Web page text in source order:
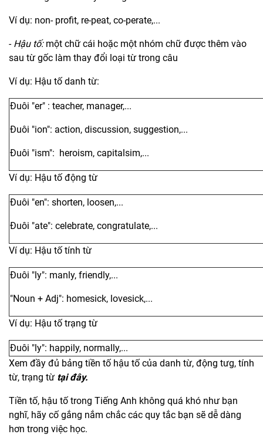
Ví dụ: non- profit, re-peat, co-perate,...
- Hậu tố: một chữ cái hoặc một nhóm chữ được thêm vào
sau từ gốc làm thay đổi loại từ trong câu
Ví dụ: Hậu tố danh từ:
Đuôi "er" : teacher, manager,...
Đuôi "ion": action, discussion, suggestion,...
Đuôi "ism": heroism, capitalsim,...
Ví dụ: Hậu tố động từ
Đuôi "en": shorten, loosen,...
Đuôi "ate": celebrate, congratulate,...
Ví dụ: Hậu tố tính từ
Đuôi "ly": manly, friendly,...
"Noun + Adj": homesick, lovesick,...
Ví dụ: Hậu tố trạng từ
Đuôi "ly": happily, normally,...
Xem đầy đủ bảng tiền tố hậu tố của danh từ, động tưg, tính
từ, trạng từ tại đây.
Tiền tố, hậu tố trong Tiếng Anh không quá khó như bạn
nghĩ, hãy cố gắng nắm chắc các quy tắc bạn sẽ dễ dàng
hơn trong việc học.